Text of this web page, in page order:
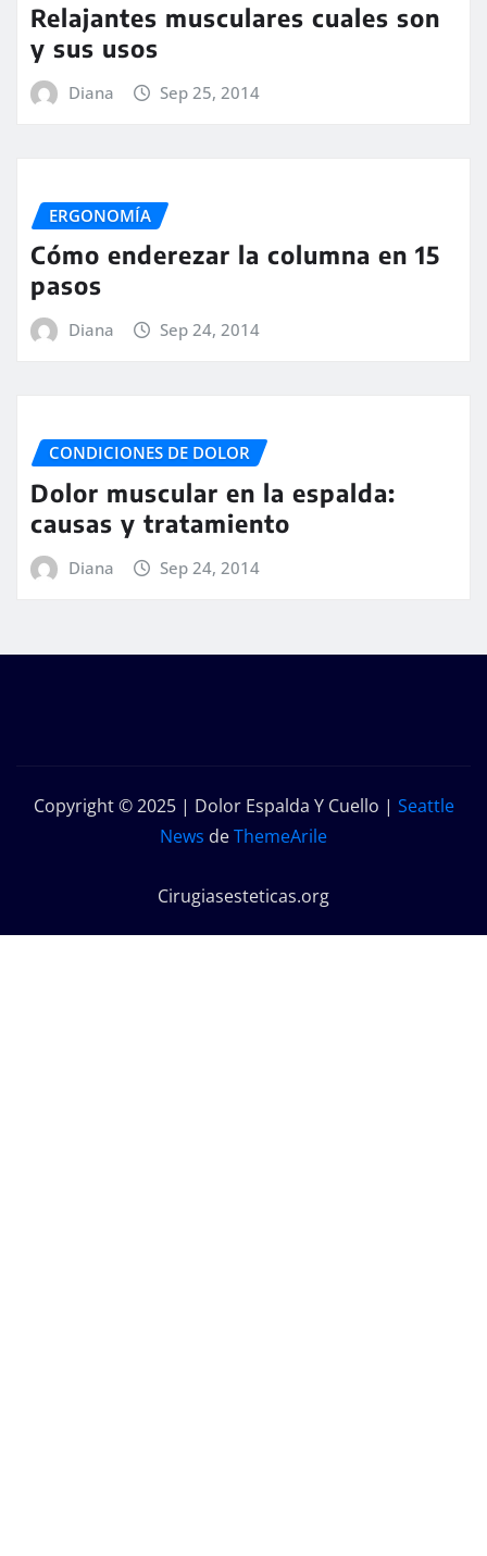
Relajantes musculares cuales son
y sus usos
Diana Sep 25, 2014
ERGONOMÍA
Cómo enderezar la columna en 15
pasos
Diana Sep 24, 2014
CONDICIONES DE DOLOR
Dolor muscular en la espalda:
causas y tratamiento
Diana Sep 24, 2014
Copyright © 2025 | Dolor Espalda Y Cuello | Seattle
News deThemeArile
Cirugiasesteticas.org